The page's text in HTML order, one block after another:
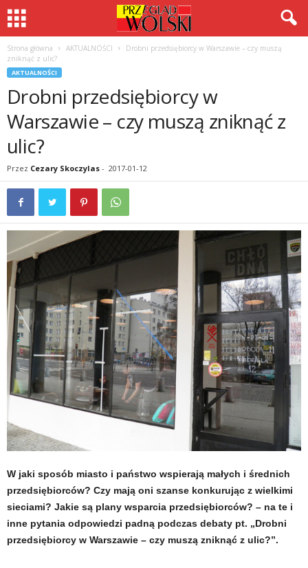
Strona główna AKTUALNOŚCI
Drobni przedsiębiorcy w Warszawie – czy muszą
zniknąć z ulic?
AKTUALNOŚCI
Drobni przedsiębiorcy w
Warszawie – czy muszą zniknąć z
ulic?
Przez Cezary Skoczylas - 2017-01-12
W jaki sposób miasto i państwo wspierają małych i średnich
przedsiębiorców? Czy mają oni szanse konkurując z wielkimi
sieciami? Jakie są plany wsparcia przedsiębiorców? – na te i
inne pytania odpowiedzi padną podczas debaty pt. „Drobni
przedsiębiorcy w Warszawie – czy muszą zniknąć z ulic?”.